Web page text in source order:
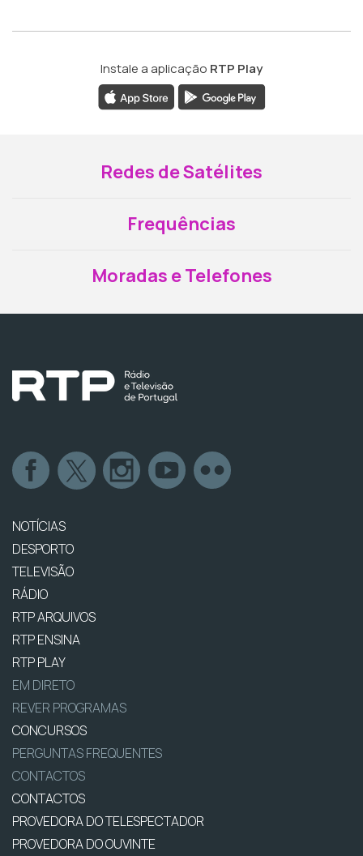
Instale a aplicação RTP Play
Redes de Satélites
Frequências
Moradas e Telefones
NOTÍCIAS
DESPORTO
TELEVISÃO
RÁDIO
RTP ARQUIVOS
RTP ENSINA
RTP PLAY
EM DIRETO
REVER PROGRAMAS
CONCURSOS
PERGUNTAS FREQUENTES
CONTACTOS
CONTACTOS
PROVEDORA DO TELESPECTADOR
PROVEDORA DO OUVINTE